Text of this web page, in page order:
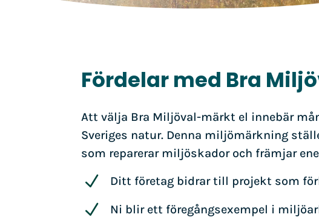
Fördelar med Bra
Att välja Bra Miljöval-märkt el innebär
Sveriges natur. Denna miljömärkning
som reparerar miljöskador och främjar
N Ditt företag bidrar till projekt som
N Ni blir ett föregångsexempel i